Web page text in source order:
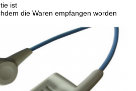
ist
die Waren empfangen worden